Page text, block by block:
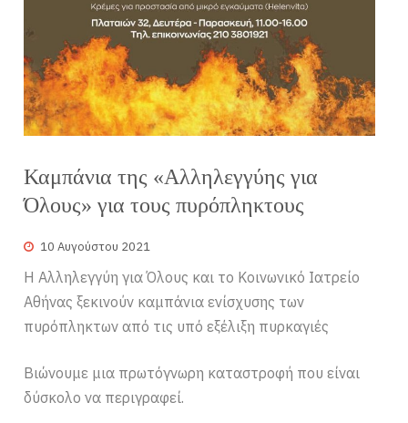
Καμπάνια της «Αλληλεγγύης για
Όλους» για τους πυρόπληκτους
10 Αυγούστου 2021
Η Αλληλεγγύη για Όλους και το Κοινωνικό Ιατρείο
Αθήνας ξεκινούν καμπάνια ενίσχυσης των
πυρόπληκτων από τις υπό εξέλιξη πυρκαγιές
Βιώνουμε μια πρωτόγνωρη καταστροφή που είναι
δύσκολο να περιγραφεί.